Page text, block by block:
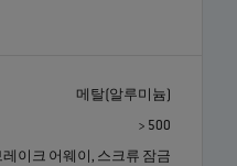
메탈(알루미늄)
> 500
레이크 어웨이, 스크류 잠금